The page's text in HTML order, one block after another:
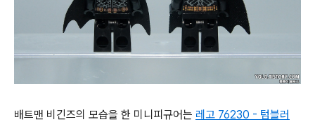
배트맨 비긴즈의 모습을 한 미니피규어는 레고 76230 - 텀블러